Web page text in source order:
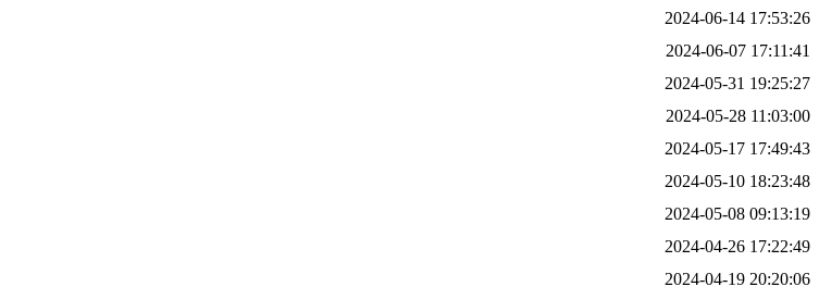
2024-06-14 17:53:26
2024-06-07 17:11:41
2024-05-31 19:25:27
2024-05-28 11:03:00
2024-05-17 17:49:43
2024-05-10 18:23:48
2024-05-08 09:13:19
2024-04-26 17:22:49
2024-04-19 20:20:06